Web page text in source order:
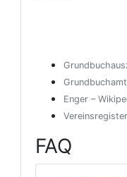
Enger –
FAQ